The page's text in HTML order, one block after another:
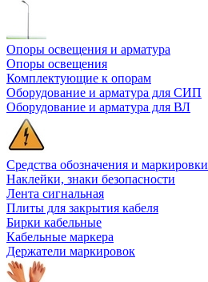
Опоры освещения и арматура
Опоры освещения
Комплектующие к опорам
Оборудование и арматура для СИП
Оборудование и арматура для ВЛ
Средства обозначения и маркировки
Наклейки, знаки безопасности
Лента сигнальная
Плиты для закрытия кабеля
Бирки кабельные
Кабельные маркера
Держатели маркировок